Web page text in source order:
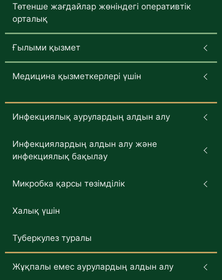
Төтенше жағдайлар жөніндегі оперативтік
орталық
Ғылыми қызмет
Медицина қызметкерлері үшін
Инфекциялық аурулардың алдын алу
Инфекциялардың алдын алу және
инфекциялық бақылау
Микробка қарсы төзімділік
Халық үшін
Туберкулез туралы
Жұқпалы емес аурулардың алдын алу